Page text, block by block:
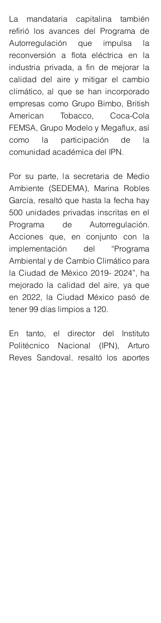
La mandataria capitalina también
refirió los avances del Programa de
Autorregulación que impulsa la
reconversión a flota eléctrica en la
industria privada, a fin de mejorar la
calidad del aire y mitigar el cambio
climático, al que se han incorporado
empresas como Grupo Bimbo, British
American Tobacco, Coca-Cola
FEMSA, Grupo Modelo y Megaflux, así
como la participación de la
comunidad académica del IPN.
Por su parte, la secretaria de Medio
Ambiente (SEDEMA), Marina Robles
García, resaltó que hasta la fecha hay
500 unidades privadas inscritas en el
Programa de Autorregulación.
Acciones que, en conjunto con la
implementación del “Programa
Ambiental y de Cambio Climático para
la Ciudad de México 2019- 2024”, ha
mejorado la calidad del aire, ya que
en 2022, la Ciudad México pasó de
tener 99 días limpios a 120.
En tanto, el director del Instituto
Politécnico Nacional (IPN), Arturo
Reyes Sandoval, resaltó los aportes